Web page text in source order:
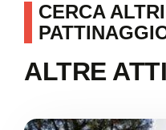
CERCA
ALTRE